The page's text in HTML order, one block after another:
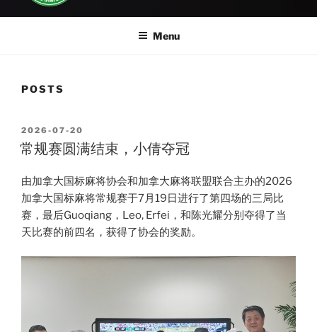
Menu
POSTS
POSTED
ON
2026-07-20
常规赛圆满结束，小倩夺冠
由加拿大国标麻将协会和加拿大麻将联盟联合主办的2026
加拿大国标麻将常规赛于7月19日进行了第四场的三局比
赛，最后Guoqiang，Leo, Erfei，和陈光耀分别夺得了当
天比赛的前四名，获得了协会的奖励。